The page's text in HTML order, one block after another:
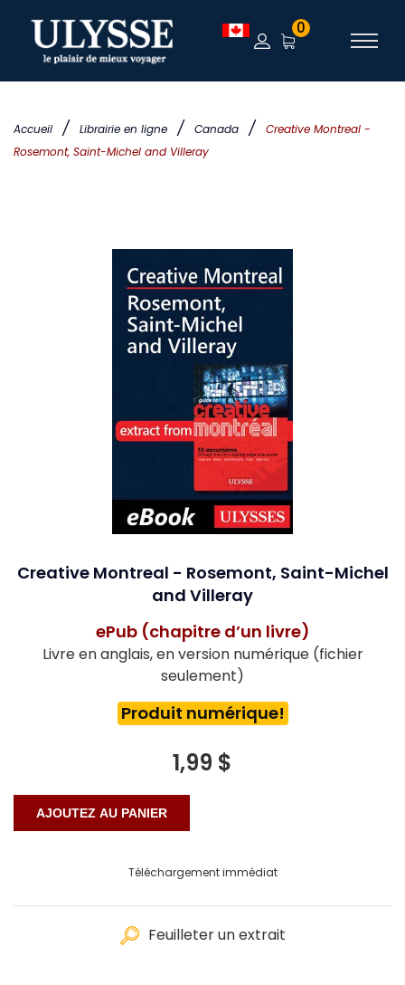
Accueil / Librairie en ligne / Canada /
Creative Montreal -
Rosemont, Saint-Michel and Villeray
0
Creative Montreal - Rosemont, Saint-Michel
and Villeray
ePub (chapitre d’un livre)
Livre en anglais, en version numérique (fichier
seulement)
Produit numérique!
1,99 $
Téléchargement immédiat
Feuilleter un extrait